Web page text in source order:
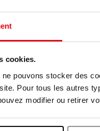
cookies.
ne pouvons stocker des
Pour tous les autres
modifier ou retirer